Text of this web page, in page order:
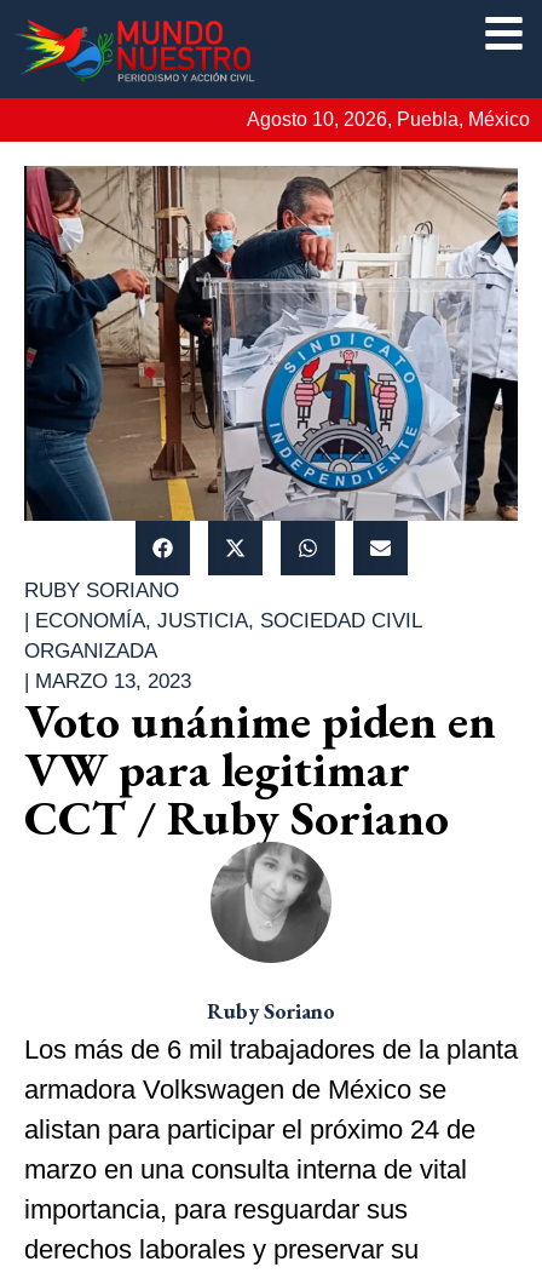
Agosto 10, 2026, Puebla, México
RUBY SORIANO
ECONOMÍA, JUSTICIA, SOCIEDAD CIVIL
ORGANIZADA
MARZO 13, 2023
Voto unánime piden en
VW para legitimar
CCT / Ruby Soriano
Ruby Soriano
Los más de 6 mil trabajadores de la planta
armadora Volkswagen de México se
alistan para participar el próximo 24 de
marzo en una consulta interna de vital
importancia, para resguardar sus
derechos laborales y preservar su